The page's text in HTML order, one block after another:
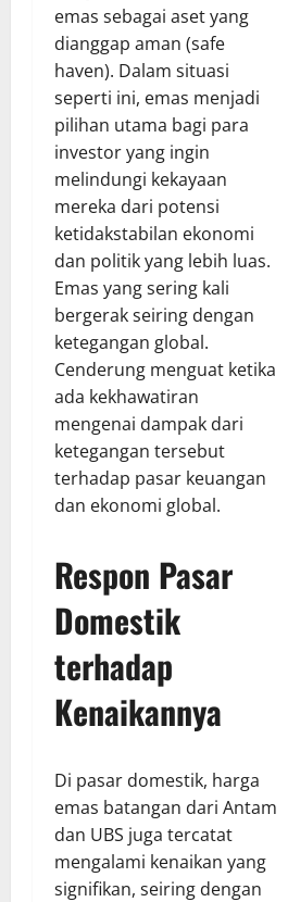
emas sebagai aset yang
dianggap aman (safe
haven). Dalam situasi
seperti ini, emas menjadi
pilihan utama bagi para
investor yang ingin
melindungi kekayaan
mereka dari potensi
ketidakstabilan ekonomi
dan politik yang lebih luas.
Emas yang sering kali
bergerak seiring dengan
ketegangan global.
Cenderung menguat ketika
ada kekhawatiran
mengenai dampak dari
ketegangan tersebut
terhadap pasar keuangan
dan ekonomi global.
Respon Pasar
Domestik
terhadap
Kenaikannya
Di pasar domestik, harga
emas batangan dari Antam
dan UBS juga tercatat
mengalami kenaikan yang
signifikan, seiring dengan